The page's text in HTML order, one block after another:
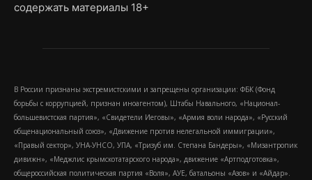
содержать материалы 18+
В России признаны экстремистскими и запрещены организации: ФБК (Фонд
борьбы с коррупцией, признан иноагентом), Штабы Навального, «Национал-
большевистская партия», «Свидетели Иеговы», «Армия воли народа», «Русский
общенациональный союз», «Движение против нелегальной иммиграции»,
«Правый сектор», УНА-УНСО, УПА, «Тризуб им. Степана Бандеры», «Мизантропик
дивижн», «Меджлис крымскотатарского народа», движение «Артподготовка»,
общероссийская политическая партия «Воля», АУЕ, батальоны «Азов» и «Айдар».